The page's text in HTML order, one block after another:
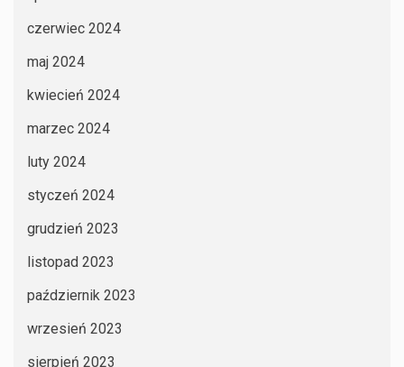
czerwiec 2024
maj 2024
kwiecień 2024
marzec 2024
luty 2024
styczeń 2024
grudzień 2023
listopad 2023
październik 2023
wrzesień 2023
sierpień 2023